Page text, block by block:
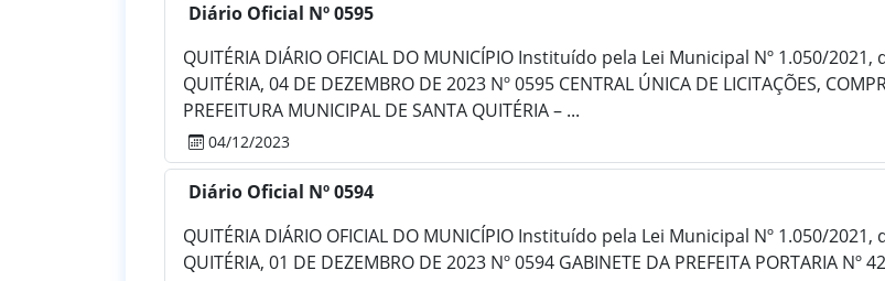
Diário Oficial Nº 0595
QUITÉRIA DIÁRIO OFICIAL DO MUNICÍPIO Instituído pela Lei Municipal Nº 1.050/
QUITÉRIA, 04 DE DEZEMBRO DE 2023 Nº 0595 CENTRAL ÚNICA DE LICITAÇÕES,
PREFEITURA MUNICIPAL DE SANTA QUITÉRIA – ...
04/12/2023
Diário Oficial Nº 0594
QUITÉRIA DIÁRIO OFICIAL DO MUNICÍPIO Instituído pela Lei Municipal Nº 1.050/
QUITÉRIA, 01 DE DEZEMBRO DE 2023 Nº 0594 GABINETE DA PREFEITA PORTARIA Nº